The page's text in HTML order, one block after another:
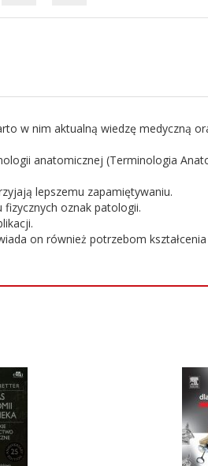
w nim aktualną wiedzę medyczną
anatomicznej (Terminologia
lepszemu zapamiętywaniu.
oznak patologii.
on również potrzebom